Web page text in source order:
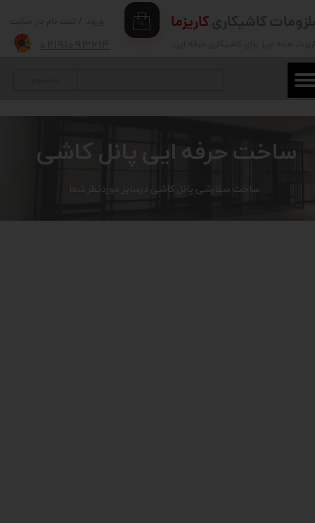
۰
تغییر گذر واژه
سفارشات
کاریزما
ساخت حرفه ایی پانل کاشی
ساخت سفارشی پانل کاشی درسایز موردنظر شما